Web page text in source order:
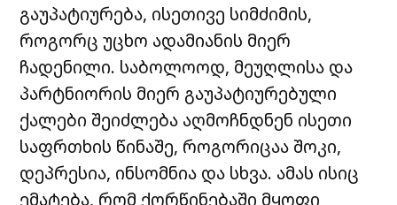
გაუპატიურება, ისეთივე სიმძიმის,
როგორც უცხო ადამიანის მიერ
ჩადენილი. საბოლოოდ, მეუღლისა და
პარტნიორის მიერ გაუპატიურებული
ქალები შეიძლება აღმოჩნდნენ ისეთი
საფრთხის წინაშე, როგორიცაა შოკი,
დეპრესია, ინსომნია და სხვა. ამას ისიც
ემატება, რომ ქორწინებაში მყოფი